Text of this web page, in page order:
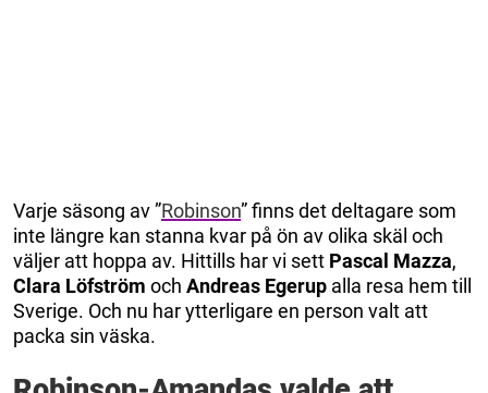
Varje säsong av ”Robinson” finns det deltagare som
inte längre kan stanna kvar på ön av olika skäl och
väljer att hoppa av. Hittills har vi sett Pascal Mazza,
Clara Löfström och Andreas Egerup alla resa hem till
Sverige. Och nu har ytterligare en person valt att
packa sin väska.